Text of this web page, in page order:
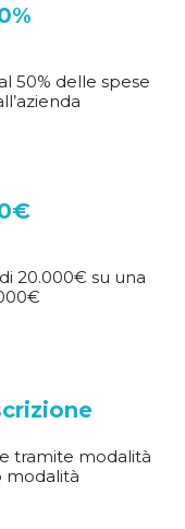
50% delle spese
20.000€ su una
tramite modalità
modalità